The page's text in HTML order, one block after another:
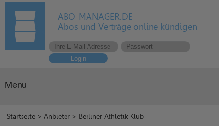
ABO-MANAGER.DE
Abos und Verträge online kündigen
Login
Menu
Startseite >Anbieter > Berliner Athletik Klub